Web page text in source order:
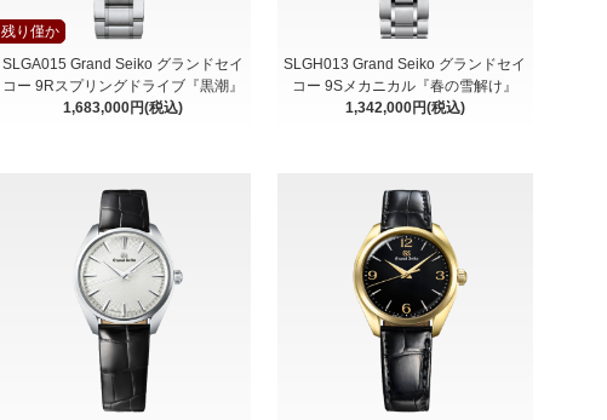
残り僅か
SLGA015 Grand Seiko グランドセイ
コー 9Rスプリングドライブ『黒潮』
1,683,000円(税込)
SLGH013 Grand Seiko グランドセイ
コー 9Sメカニカル『春の雪解け』
1,342,000円(税込)